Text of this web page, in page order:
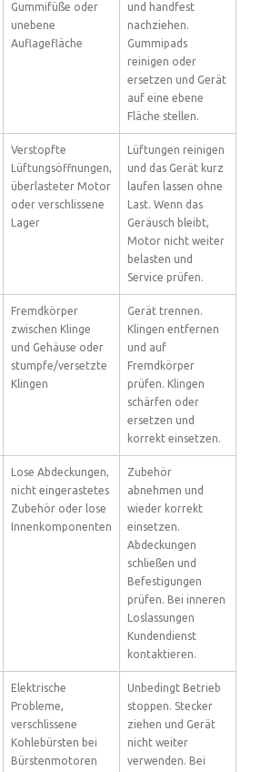
Gummifüße oder
unebene
Auflagefläche
und handfest
nachziehen.
Gummipads
reinigen oder
ersetzen und Gerät
auf eine ebene
Fläche stellen.
Verstopfte
Lüftungsöffnungen,
überlasteter Motor
oder verschlissene
Lager
Lüftungen reinigen
und das Gerät kurz
laufen lassen ohne
Last. Wenn das
Geräusch bleibt,
Motor nicht weiter
belasten und
Service prüfen.
Fremdkörper
zwischen Klinge
und Gehäuse oder
stumpfe/versetzte
Klingen
Gerät trennen.
Klingen entfernen
und auf
Fremdkörper
prüfen. Klingen
schärfen oder
ersetzen und
korrekt einsetzen.
Lose Abdeckungen,
nicht eingerastetes
Zubehör oder lose
Innenkomponenten
Zubehör
abnehmen und
wieder korrekt
einsetzen.
Abdeckungen
schließen und
Befestigungen
prüfen. Bei inneren
Loslassungen
Kundendienst
kontaktieren.
Elektrische
Probleme,
verschlissene
Kohlebürsten bei
Bürstenmotoren
Unbedingt Betrieb
stoppen. Stecker
ziehen und Gerät
nicht weiter
verwenden. Bei